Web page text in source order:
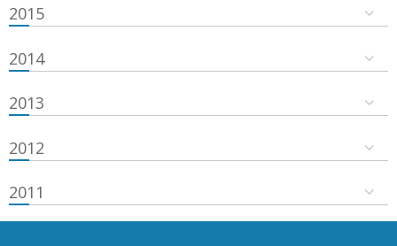
2015
2014
2013
2012
2011